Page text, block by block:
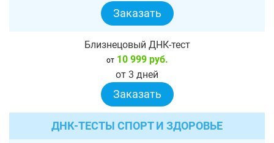
Заказать
Близнецовый ДНК-тест
от10 999 руб.
от 3 дней
Заказать
ДНК-ТЕСТЫ СПОРТ И ЗДОРОВЬЕ